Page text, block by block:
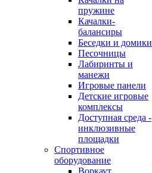
пружине
Качалки-
балансиры
Беседки и домики
Песочницы
Лабиринты и
манежи
Игровые панели
Детские игровые
комплексы
Доступная среда -
инклюзивные
площадки
Спортивное
оборудование
Воркаут